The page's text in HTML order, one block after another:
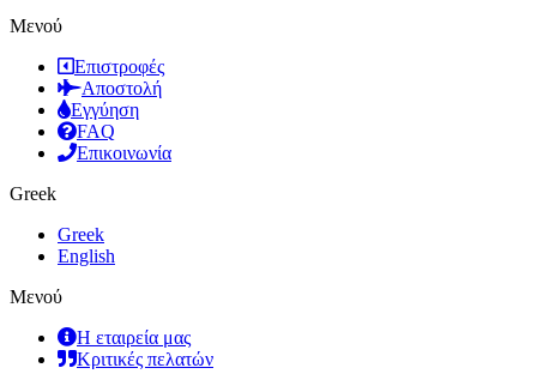
Μενού
Επιστροφές
Αποστολή
Εγγύηση
FAQ
Επικοινωνία
Greek
Greek
English
Μενού
Η εταιρεία μας
Κριτικές πελατών